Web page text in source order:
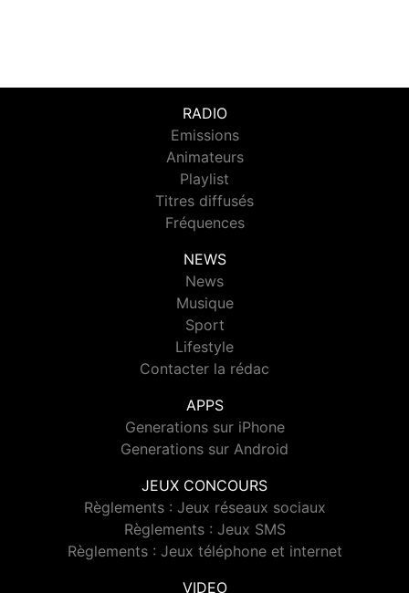
RADIO
Emissions
Animateurs
Playlist
Titres diffusés
Fréquences
NEWS
News
Musique
Sport
Lifestyle
Contacter la rédac
APPS
Generations sur iPhone
Generations sur Android
JEUX CONCOURS
Règlements : Jeux réseaux sociaux
Règlements : Jeux SMS
Règlements : Jeux téléphone et internet
VIDEO